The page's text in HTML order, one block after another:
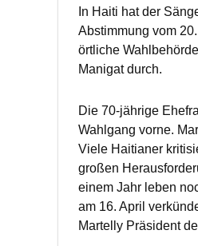
In Haiti hat der
Abstimmung vom
örtliche
Manigat durch.
Die 70-jährige
Wahlgang vorne.
Viele Haitianer
großen
einem Jahr leben
am 16. April
Martelly Präsident